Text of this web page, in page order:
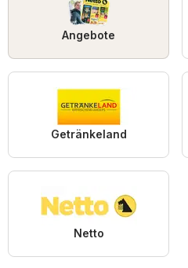
Angebote
Getränkeland
Netto